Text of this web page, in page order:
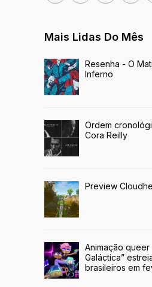
Mais Lidas Do Mês
Resenha - O
Inferno
Ordem
Cora Reilly
Preview
Animação queer
Galáctica”
brasileiros em